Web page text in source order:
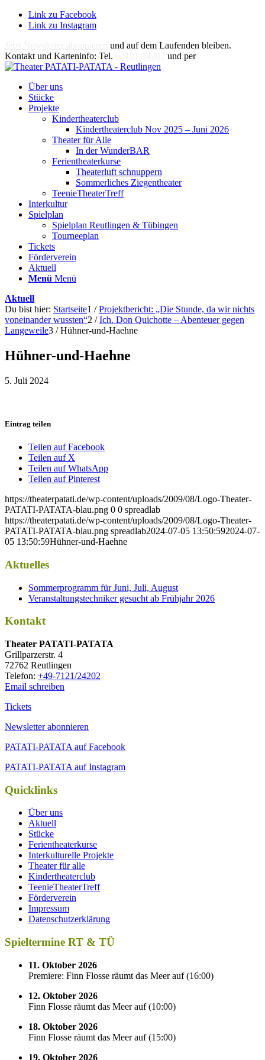
Link zu Facebook
Link zu Instagram
und auf dem Laufenden bleiben.
Kontakt und Karteninfo: Tel.
und per
Über uns
Stücke
Projekte
Kindertheaterclub
Kindertheaterclub Nov 2025 – Juni 2026
Theater für Alle
In der WunderBAR
Ferientheaterkurse
Theaterluft schnuppern
Sommerliches Ziegentheater
TeenieTheaterTreff
Interkultur
Spielplan
Spielplan Reutlingen & Tübingen
Tourneeplan
Tickets
Förderverein
Aktuell
Menü Menü
Aktuell
Du bist hier: Startseite1 / Projektbericht: „Die Stunde, da wir nichts
voneinander wussten“2 / Ich. Don Quichotte – Abenteuer gegen
Langeweile3 / Hühner-und-Haehne
Hühner-und-Haehne
5. Juli 2024
Eintrag teilen
Teilen auf Facebook
Teilen auf X
Teilen auf WhatsApp
Teilen auf Pinterest
https://theaterpatati.de/wp-content/uploads/2009/08/Logo-Theater-
PATATI-PATATA-blau.png 0 0 spreadlab
https://theaterpatati.de/wp-content/uploads/2009/08/Logo-Theater-
PATATI-PATATA-blau.png spreadlab2024-07-05 13:50:592024-07-
05 13:50:59Hühner-und-Haehne
Aktuelles
Sommerprogramm für Juni, Juli, August
Veranstaltungstechniker gesucht ab Frühjahr 2026
Kontakt
Thea­ter PATATI-PATATA
Grill­par­zer­str. 4
72762 Reutlingen
Tele­fon: +49-7121/24202
Email schreiben
Tickets
Newsletter abonnieren
PATATI-PATATA auf Facebook
PATATI-PATATA auf Instagram
Quicklinks
Über uns
Aktuell
Stücke
Ferientheaterkurse
Interkulturelle Projekte
Theater für alle
Kindertheaterclub
TeenieTheaterTreff
Förderverein
Impressum
Datenschutzerklärung
Spieltermine RT & TÜ
11. Oktober 2026
Premiere: Finn Flosse räumt das Meer auf(16:00)
12. Oktober 2026
Finn Flosse räumt das Meer auf(10:00)
18. Oktober 2026
Finn Flosse räumt das Meer auf(15:00)
19. Oktober 2026